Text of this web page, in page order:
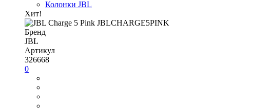
Колонки JBL
Хит!
Бренд
JBL
Артикул
326668
0